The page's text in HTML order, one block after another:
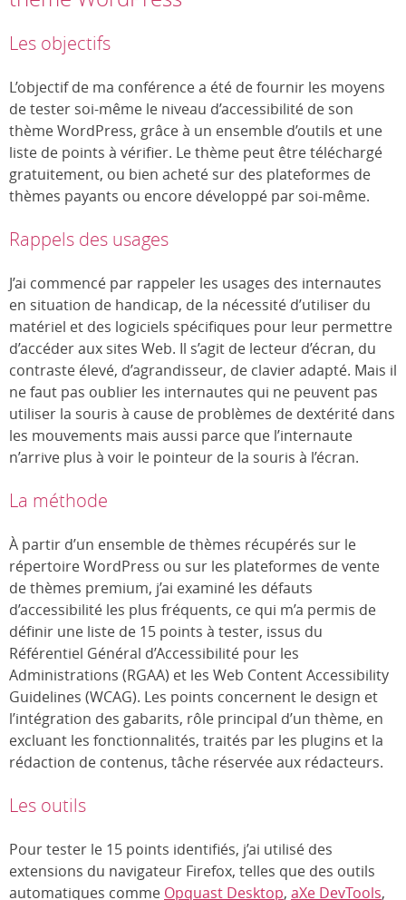
Les objectifs
L’objectif de ma conférence a été de fournir les moyens
de tester soi-même le niveau d’accessibilité de son
thème WordPress, grâce à un ensemble d’outils et une
liste de points à vérifier. Le thème peut être téléchargé
gratuitement, ou bien acheté sur des plateformes de
thèmes payants ou encore développé par soi-même.
Rappels des usages
J’ai commencé par rappeler les usages des internautes
en situation de handicap, de la nécessité d’utiliser du
matériel et des logiciels spécifiques pour leur permettre
d’accéder aux sites Web. Il s’agit de lecteur d’écran, du
contraste élevé, d’agrandisseur, de clavier adapté. Mais il
ne faut pas oublier les internautes qui ne peuvent pas
utiliser la souris à cause de problèmes de dextérité dans
les mouvements mais aussi parce que l’internaute
n’arrive plus à voir le pointeur de la souris à l’écran.
La méthode
À partir d’un ensemble de thèmes récupérés sur le
répertoire WordPress ou sur les plateformes de vente
de thèmes premium, j’ai examiné les défauts
d’accessibilité les plus fréquents, ce qui m’a permis de
définir une liste de 15 points à tester, issus du
Référentiel Général d’Accessibilité pour les
Administrations (RGAA) et les Web Content Accessibility
Guidelines (WCAG). Les points concernent le design et
l’intégration des gabarits, rôle principal d’un thème, en
excluant les fonctionnalités, traités par les plugins et la
rédaction de contenus, tâche réservée aux rédacteurs.
Les outils
Pour tester le 15 points identifiés, j’ai utilisé des
extensions du navigateur Firefox, telles que des outils
automatiques comme Opquast Desktop, aXe DevTools,